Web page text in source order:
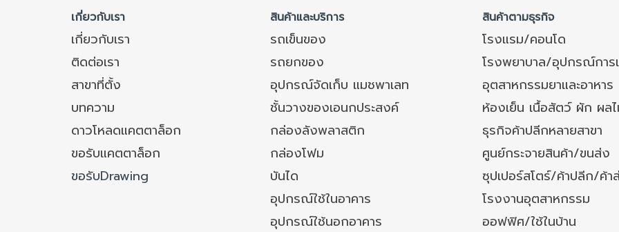
เกี่ยวกับเรา สินค้าและบริการ สินค้าตามธุรกิจ
เกี่ยวกับเรา รถเข็นของ โรงแรม/คอนโด
ติดต่อเรา
รถยกของ โรงพยาบาล/อุปกรณ์กา
สาขาที่ตั้ง
อุปกรณ์จัดเก็บ แมชพาเลท อุตสาหกรรมยาและอาหาร
บทความ
ชั้นวางของเอนกประสงค์ ห้องเย็น เนื้อสัตว์ ผัก ผล
ดาวโหลดแคตตาล็อก
กล่องลังพลาสติก ธุรกิจค้าปลีกหลายสาขา
ขอรับแคตตาล็อก
กล่องโฟม ศูนย์กระจายสินค้า/ขนส่ง
ขอรับDrawing
บันได
ซุปเปอร์สโตร์/ค้าปลีก/ค้า
อุปกรณ์ใช้ในอาคาร
โรงงานอุตสาหกรรม
อุปกรณ์ใช้นอกอาคาร
ออฟฟิศ/ใช้ในบ้าน